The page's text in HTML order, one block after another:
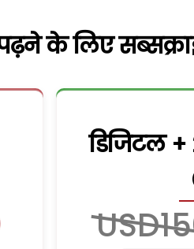
के लिए
डिजिटल +